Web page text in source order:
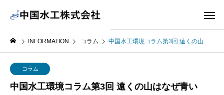
INFORMATION コラム 中国水工環境コラム第3回 遠くの山はなぜ青い
コラム
中国水工環境コラム第3回 遠くの山はなぜ青い